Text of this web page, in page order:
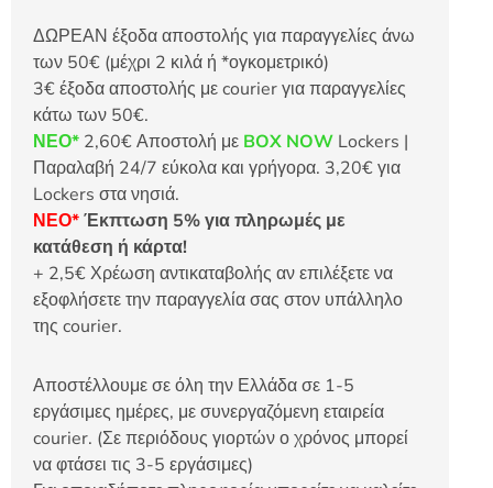
ΔΩΡΕΑΝ έξοδα αποστολής για παραγγελίες άνω
των 50€ (μέχρι 2 κιλά ή *ογκομετρικό)
3€ έξοδα αποστολής με courier για παραγγελίες
κάτω των 50€.
ΝΕΟ* 2,60€ Αποστολή με BOX NOW Lockers |
Παραλαβή 24/7 εύκολα και γρήγορα. 3,20€ για
Lockers στα νησιά.
ΝΕΟ*Έκπτωση 5% για πληρωμές με
κατάθεση ή κάρτα!
+ 2,5€ Χρέωση αντικαταβολής αν επιλέξετε να
εξοφλήσετε την παραγγελία σας στον υπάλληλο
της courier.
Αποστέλλουμε σε όλη την Ελλάδα σε 1-5
εργάσιμες ημέρες, με συνεργαζόμενη εταιρεία
courier. (Σε περιόδους γιορτών ο χρόνος μπορεί
να φτάσει τις 3-5 εργάσιμες)